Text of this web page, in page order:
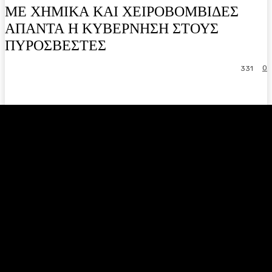
ΜΕ ΧΗΜΙΚΑ ΚΑΙ ΧΕΙΡΟΒΟΜΒΙΔΕΣ
ΑΠΑΝΤΑ Η ΚΥΒΕΡΝΗΣΗ ΣΤΟΥΣ
ΠΥΡΟΣΒΕΣΤΕΣ
0
331